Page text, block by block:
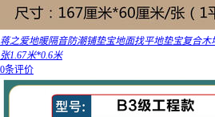
蒋之爱地暖隔音防潮铺垫宝地面找平地垫宝复合
张1.67米*0.6米
0条评价